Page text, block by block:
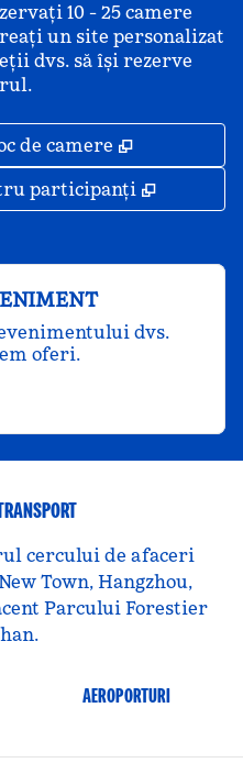
10 - 25 camere
un site personalizat
dvs. să își rezerve
de camere ,
participanți ,
dvs.
oferi.
cercului de afaceri
Town, Hangzhou,
Parcului Forestier
AEROPORTURI